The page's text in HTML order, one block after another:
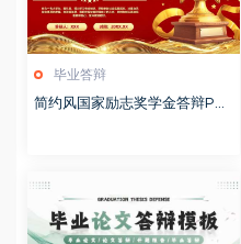
毕业答辩
简约风国家励志奖学金答辩PP